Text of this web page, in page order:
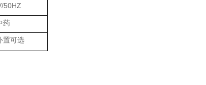
50HZ
药
置可选